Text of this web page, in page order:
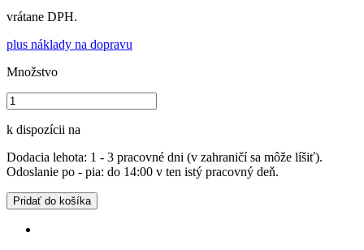
vrátane DPH.
plus náklady na dopravu
Množstvo
k dispozícii na
Dodacia lehota: 1 - 3 pracovné dni (v zahraničí sa môže líšiť).
Odoslanie po - pia: do 14:00 v ten istý pracovný deň.
Pridať do košíka